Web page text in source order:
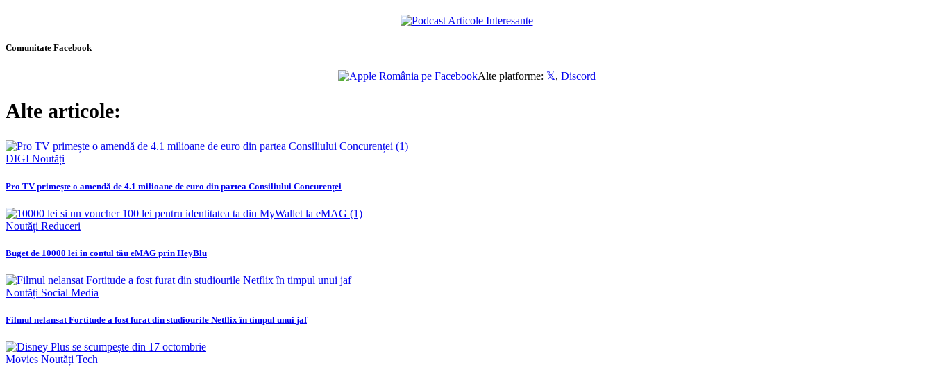
Comunitate Facebook
Alte platforme: 𝕏, Discord
Alte articole:
DIGI Noutăți
Pro TV primește o amendă de 4.1 milioane de euro din partea Consiliului Concurenței
Noutăți Reduceri
Buget de 10000 lei în contul tău eMAG prin HeyBlu
Noutăți Social Media
Filmul nelansat Fortitude a fost furat din studiourile Netflix în timpul unui jaf
Movies Noutăți Tech